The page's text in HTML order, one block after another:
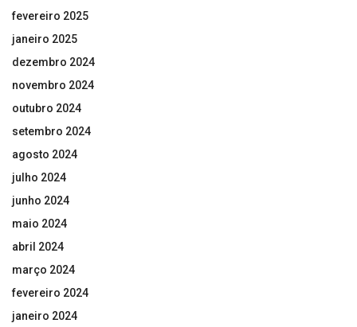
fevereiro 2025
janeiro 2025
dezembro 2024
novembro 2024
outubro 2024
setembro 2024
agosto 2024
julho 2024
junho 2024
maio 2024
abril 2024
março 2024
fevereiro 2024
janeiro 2024